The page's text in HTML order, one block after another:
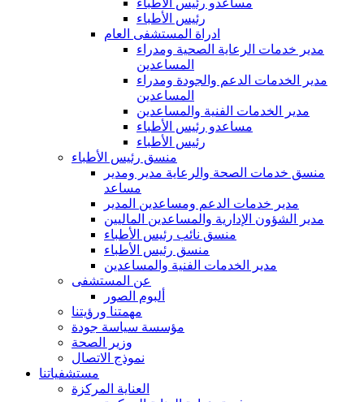
رئيس الأطباء
ادراة المستشفى العام
مدير خدمات الرعاية الصحية ومدراء
المساعدين
مدير الخدمات الدعم والجودة ومدراء
المساعدين
مدير الخدمات الفنية والمساعدين
مساعدو رئيس الأطباء
رئيس الأطباء
منسق رئيس الأطباء
منسق خدمات الصحة والرعاية مدير ومدير
مساعد
مدير خدمات الدعم ومساعدين المدير
مدير الشؤون الإدارية والمساعدين الماليين
منسق نائب رئيس الأطباء
منسق رئيس الأطباء
مدير الخدمات الفنية والمساعدين
عن المستشفى
ألبوم الصور
مهمتنا ورؤيتنا
مؤسسة سياسة جودة
وزير الصحة
نموذج الاتصال
مستشفياتنا
العناية المركزة